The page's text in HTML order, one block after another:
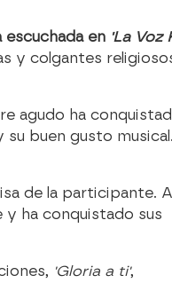
escuchada en 'La Voz
y colgantes
agudo ha
buen gusto musical.
de la participante. A
y ha conquistado sus
'Gloria a ti',